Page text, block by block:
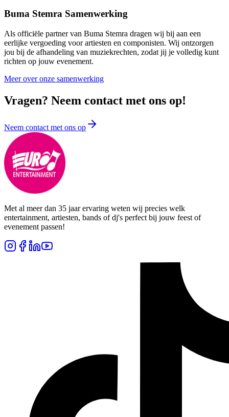
Buma Stemra Samenwerking
Als officiële partner van Buma Stemra dragen wij bij aan een
eerlijke vergoeding voor artiesten en componisten. Wij ontzorgen
jou bij de afhandeling van muziekrechten, zodat jij je volledig kunt
richten op jouw evenement.
Meer over onze samenwerking
Vragen? Neem contact met ons op!
Neem contact met ons op
Met al meer dan 35 jaar ervaring weten wij precies welk
entertainment, artiesten, bands of dj's perfect bij jouw feest of
evenement passen!